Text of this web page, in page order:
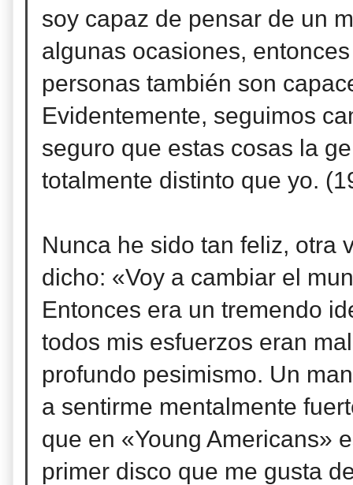
soy capaz de pensar de un
algunas ocasiones,
personas también son
Evidentemente, seguimos
seguro que estas cosas la
totalmente distinto que yo.
Nunca he sido tan feliz, otra
dicho: «Voy a cambiar el
Entonces era un tremendo
todos mis esfuerzos eran
profundo pesimismo. Un
a sentirme mentalmente
que en «Young Americans»
primer disco que me gusta